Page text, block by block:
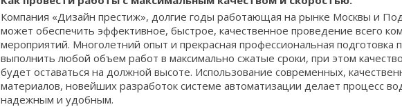
Компания «Дизайн престиж», долгие годы работающая на рынке Москвы и
может обеспечить эффективное, быстрое, качественное проведение всего
мероприятий. Многолетний опыт и прекрасная профессиональная подготовка
выполнить любой объем работ в максимально сжатые сроки, при этом
будет оставаться на должной высоте. Использование современных,
материалов, новейших разработок системе автоматизации делает процесс
надежным и удобным.